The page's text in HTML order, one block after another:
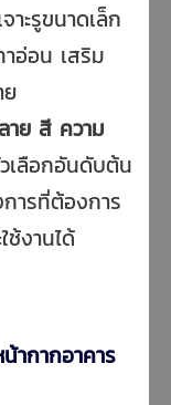
าะรูขนาดเล็ก
าอ่อน เสริม
าย สี ความ
วเลือกอันดับต้น
ารที่ต้องการ
งานได้
ากากอาคาร